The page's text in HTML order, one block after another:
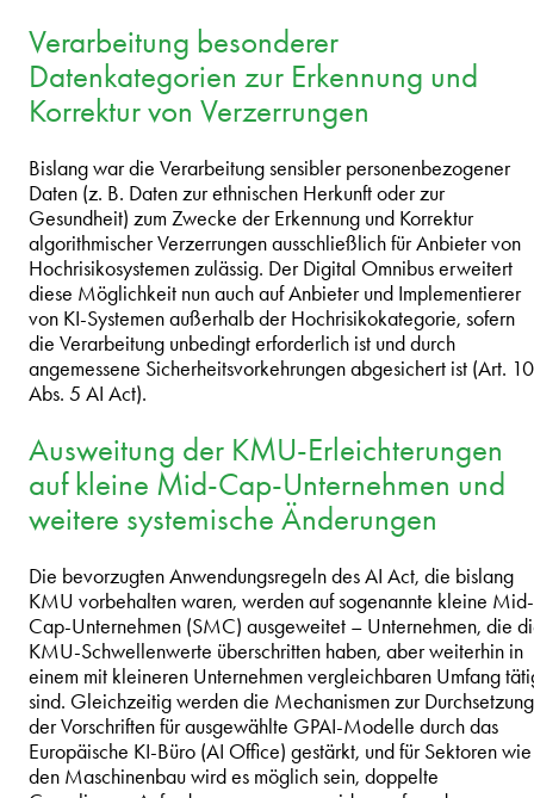
Verarbeitung besonderer
Datenkategorien zur Erkennung und
Korrektur von Verzerrungen
Bislang war die Verarbeitung sensibler personenbezogener
Daten (z. B. Daten zur ethnischen Herkunft oder zur
Gesundheit) zum Zwecke der Erkennung und Korrektur
algorithmischer Verzerrungen ausschließlich für Anbieter von
Hochrisikosystemen zulässig. Der Digital Omnibus erweitert
diese Möglichkeit nun auch auf Anbieter und Implementierer
von KI-Systemen außerhalb der Hochrisikokategorie, sofern
die Verarbeitung unbedingt erforderlich ist und durch
angemessene Sicherheitsvorkehrungen abgesichert ist (Art. 10
Abs. 5 AI Act).
Ausweitung der KMU-Erleichterungen
auf kleine Mid-Cap-Unternehmen und
weitere systemische Änderungen
Die bevorzugten Anwendungsregeln des AI Act, die bislang
KMU vorbehalten waren, werden auf sogenannte kleine Mid-
Cap-Unternehmen (SMC) ausgeweitet – Unternehmen, die
KMU-Schwellenwerte überschritten haben, aber weiterhin in
einem mit kleineren Unternehmen vergleichbaren Umfang
sind. Gleichzeitig werden die Mechanismen zur Durchsetzung
der Vorschriften für ausgewählte GPAI-Modelle durch das
Europäische KI-Büro (AI Office) gestärkt, und für Sektoren wie
den Maschinenbau wird es möglich sein, doppelte